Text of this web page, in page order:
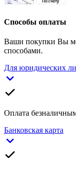
Способы оплаты
Ваши покупки Вы
способами.
Для юридических
Оплата
Банковская карта